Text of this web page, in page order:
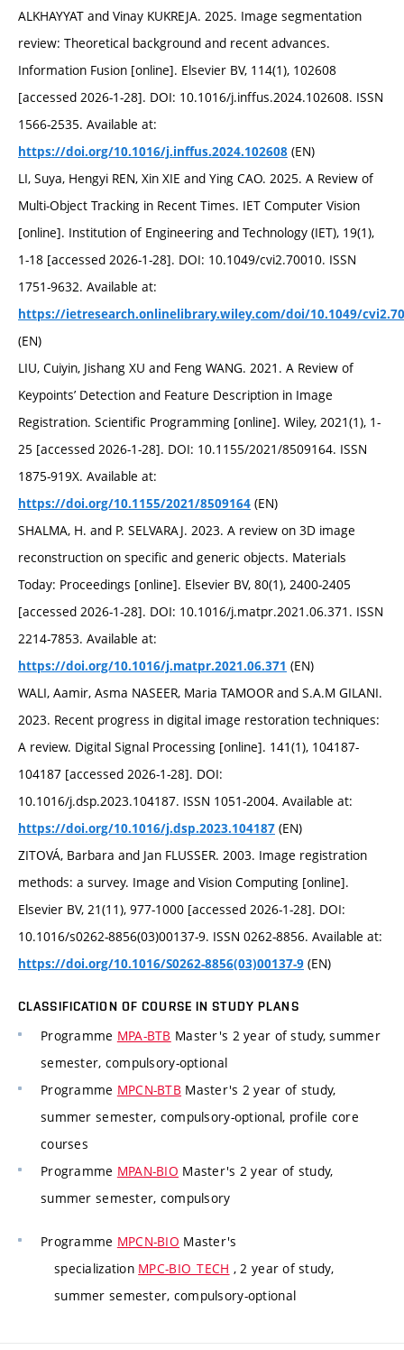
ALKHAYYAT and Vinay KUKREJA. 2025. Image segmentation
review: Theoretical background and recent advances.
Information Fusion [online]. Elsevier BV, 114(1), 102608
[accessed 2026-1-28]. DOI: 10.1016/j.inffus.2024.102608. ISSN
1566-2535. Available at:
https://doi.org/10.1016/j.inffus.2024.102608 (EN)
LI, Suya, Hengyi REN, Xin XIE and Ying CAO. 2025. A Review of
Multi‐Object Tracking in Recent Times. IET Computer Vision
[online]. Institution of Engineering and Technology (IET), 19(1),
1-18 [accessed 2026-1-28]. DOI: 10.1049/cvi2.70010. ISSN
1751-9632. Available at:
https://ietresearch.onlinelibrary.wiley.com/doi/10.1049/
(EN)
LIU, Cuiyin, Jishang XU and Feng WANG. 2021. A Review of
Keypoints’ Detection and Feature Description in Image
Registration. Scientific Programming [online]. Wiley, 2021(1), 1-
25 [accessed 2026-1-28]. DOI: 10.1155/2021/8509164. ISSN
1875-919X. Available at:
https://doi.org/10.1155/2021/8509164 (EN)
SHALMA, H. and P. SELVARAJ. 2023. A review on 3D image
reconstruction on specific and generic objects. Materials
Today: Proceedings [online]. Elsevier BV, 80(1), 2400-2405
[accessed 2026-1-28]. DOI: 10.1016/j.matpr.2021.06.371. ISSN
2214-7853. Available at:
https://doi.org/10.1016/j.matpr.2021.06.371 (EN)
WALI, Aamir, Asma NASEER, Maria TAMOOR and S.A.M GILANI.
2023. Recent progress in digital image restoration techniques:
A review. Digital Signal Processing [online]. 141(1), 104187-
104187 [accessed 2026-1-28]. DOI:
10.1016/j.dsp.2023.104187. ISSN 1051-2004. Available at:
https://doi.org/10.1016/j.dsp.2023.104187 (EN)
ZITOVÁ, Barbara and Jan FLUSSER. 2003. Image registration
methods: a survey. Image and Vision Computing [online].
Elsevier BV, 21(11), 977-1000 [accessed 2026-1-28]. DOI:
10.1016/s0262-8856(03)00137-9. ISSN 0262-8856. Available at:
https://doi.org/10.1016/S0262-8856(03)00137-9 (EN)
CLASSIFICATION OF COURSE IN STUDY PLANS
Programme MPA-BTB Master's 2 year of study, summer
semester, compulsory-optional
Programme MPCN-BTB Master's 2 year of study,
summer semester, compulsory-optional, profile core
courses
Programme MPAN-BIO Master's 2 year of study,
summer semester, compulsory
Programme MPCN-BIO Master's
specialization MPC-BIO_TECH , 2 year of study,
summer semester, compulsory-optional